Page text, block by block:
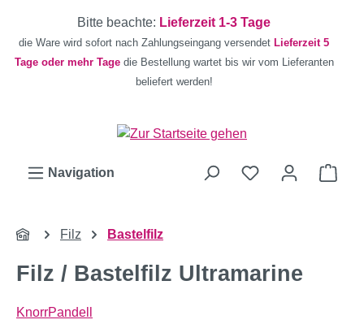
Zum Hauptinhalt springen
Bitte beachte: Lieferzeit 1-3 Tage
die Ware wird sofort nach Zahlungseingang versendet Lieferzeit 5
Tage oder mehr Tage die Bestellung wartet bis wir vom Lieferanten
beliefert werden!
Navigation
Filz Bastelfilz
Filz / Bastelfilz Ultramarine
KnorrPandell